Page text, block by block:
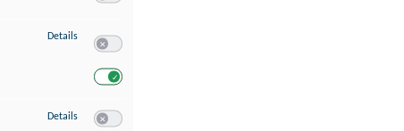
Details zu Verwendung reduzierter Daten zur Auswahl von Werbeanzeigen
Details zu Erstellung von Profilen für personalisierte Werbung